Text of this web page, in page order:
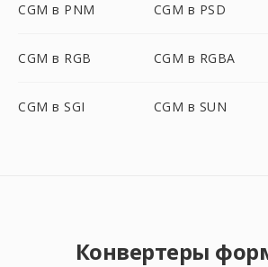
CGM в PNM CGM в PSD
CGM в RGB CGM в RGBA
CGM в SGI CGM в SUN
Конвертеры